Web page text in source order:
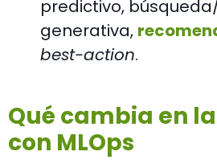
predictivo,
generativa,
best-action.
Qué cambia en
con MLOps